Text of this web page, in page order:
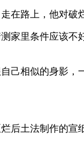
路上，他对破
里条件应该不
相似的身影，
土法制作的宣